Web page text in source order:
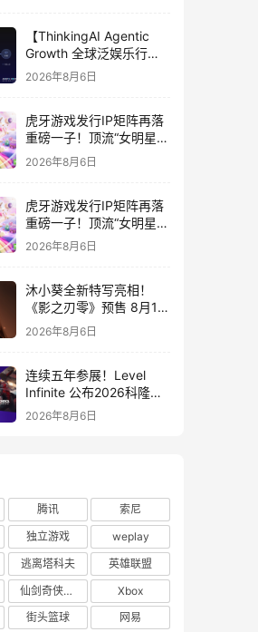
【ThinkingAI Agentic
Growth 全球泛娱乐行业
峰会】Agent 时代，人到
2026年8月6日
虎牙游戏发行IP矩阵再落
重磅一子！顶流“女明星”
ZANMANG LOOPY 正版
3D消除手游《消消奇遇》
2026年8月6日
虎牙游戏发行IP矩阵再落
重磅一子！顶流“女明星”
ZANMANG LOOPY 正版
2026年8月6日
沐小葵全新特写亮相！
《影之刃零》预售 8月12
日开启
2026年8月6日
连续五年参展！Level
Infinite 公布2026科隆游
戏展产品阵容
2026年8月6日
腾讯
索尼
独立游戏
weplay
逃离塔科夫
英雄联盟
仙剑奇侠传四
Xbox
街头篮球
网易